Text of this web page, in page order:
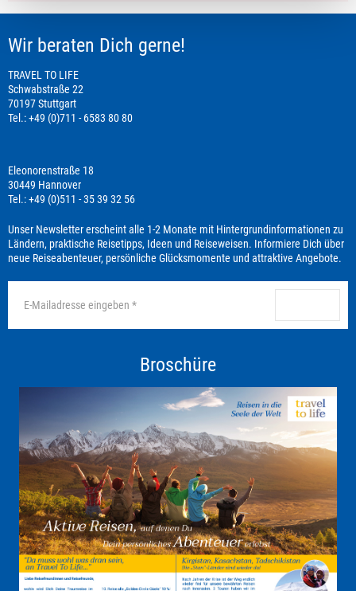
Wir beraten Dich gerne!
TRAVEL TO LIFE
Schwabstraße 22
70197 Stuttgart
Tel.: +49 (0)711 - 6583 80 80
Eleonorenstraße 18
30449 Hannover
Tel.: +49 (0)511 - 35 39 32 56
Unser Newsletter erscheint alle 1-2 Monate mit Hintergrundinformationen zu
Ländern, praktische Reisetipps, Ideen und Reiseweisen. Informiere Dich über
neue Reiseabenteuer, persönliche Glücksmomente und attraktive Angebote.
Broschüre